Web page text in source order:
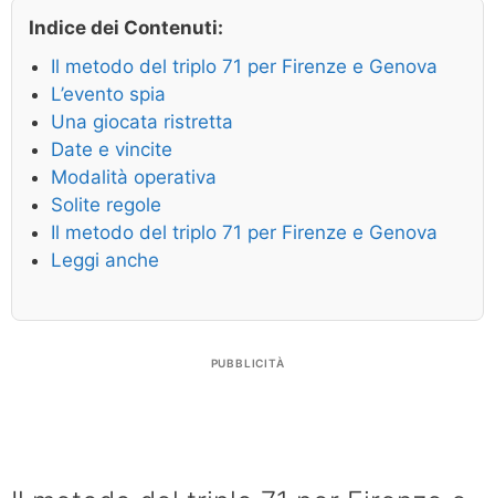
Indice dei Contenuti:
Il metodo del triplo 71 per Firenze e Genova
L’evento spia
Una giocata ristretta
Date e vincite
Modalità operativa
Solite regole
Il metodo del triplo 71 per Firenze e Genova
Leggi anche
PUBBLICITÀ